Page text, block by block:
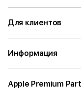
Для клиентов
Информация
Apple Premium